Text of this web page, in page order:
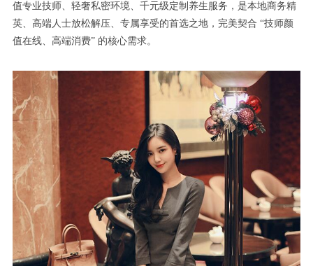
值专业技师、轻奢私密环境、千元级定制养生服务，是本地商务精
英、高端人士放松解压、专属享受的首选之地，完美契合 “技师颜
值在线、高端消费” 的核心需求。